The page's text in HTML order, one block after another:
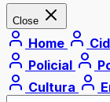
Close
Home
Policial
Cultura